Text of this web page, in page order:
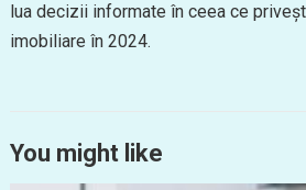
lua decizii informate în ceea ce
imobiliare în 2024.
You might like